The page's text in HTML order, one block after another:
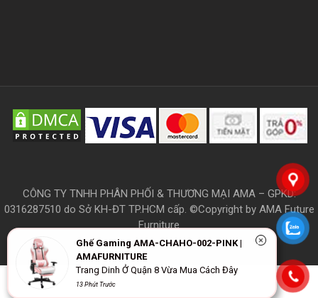
CÔNG TY TNHH PHÂN PHỐI & THƯƠNG MẠI AMA – GPKD:
0316287510 do Sở KH-ĐT TP.HCM cấp. ©Copyright by AMA Future
Furniture
THÔNG TIN
Ghế Gaming AMA-CHAHO-002-PINK |
AMAFURNITURE
Trang Dinh Ở Quận 8 Vừa Mua Cách Đây
13 Phút Trước